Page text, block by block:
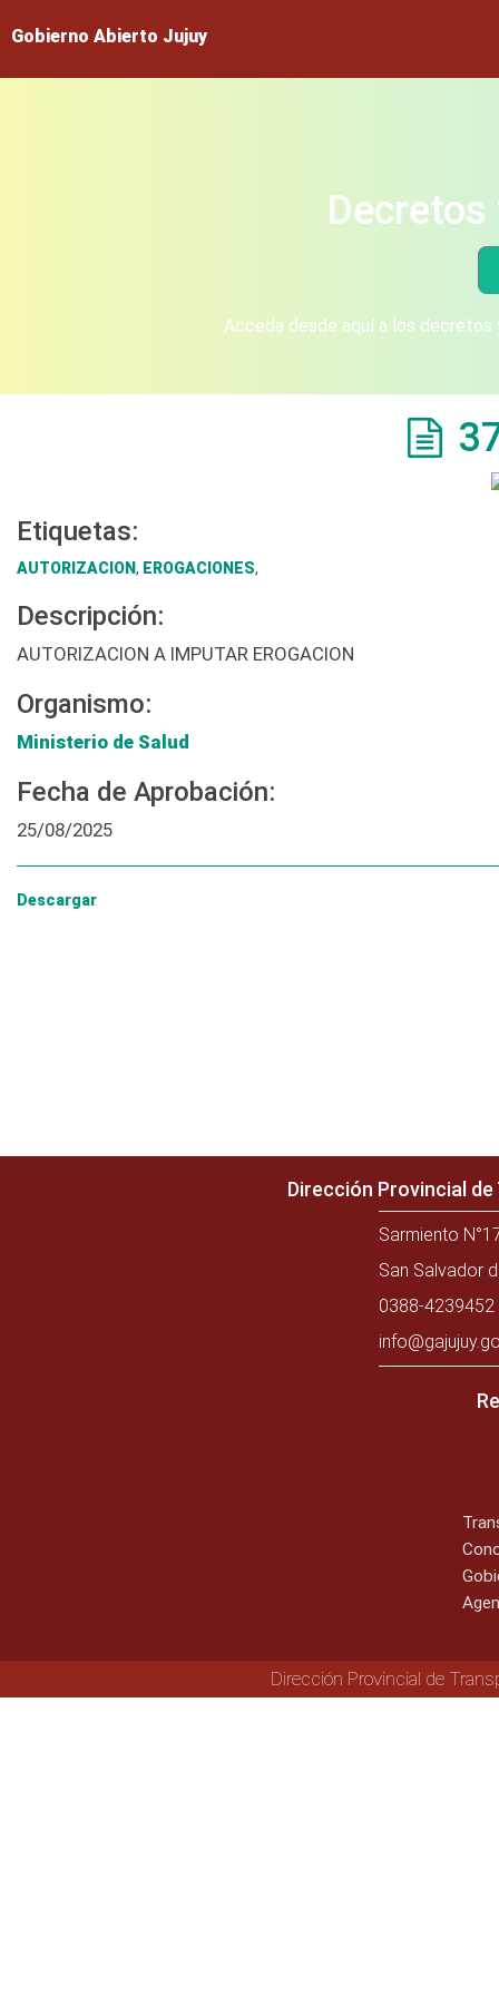
Gobierno Abierto Jujuy
Acceda desde aquí a los
Etiquetas:
AUTORIZACION, EROGACIONES,
Descripción:
AUTORIZACION A IMPUTAR EROGACION
Organismo:
Ministerio de Salud
Fecha de Aprobación:
25/08/2025
Descargar
Dirección Provincial
Sarmiento
San Salvador
0388-
Dirección Provincial de